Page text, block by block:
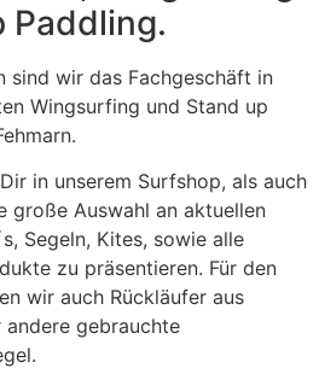
Paddling.
sind wir das Fachgeschäft in
Wingsurfing und Stand up
in unserem Surfshop, als auch
große Auswahl an aktuellen
Segeln, Kites, sowie alle
zu präsentieren. Für den
wir auch Rückläufer aus
gebrauchte